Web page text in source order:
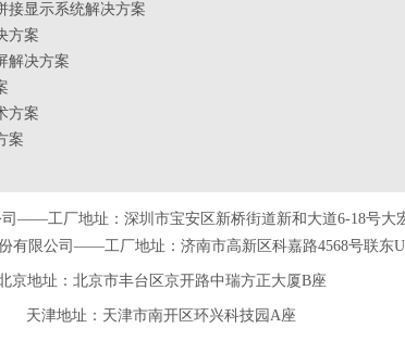
接显示系统解决方案
方案
解决方案
方案
案
——工厂地址：深圳市宝安区新桥街道新和大道6-18号大
有限公司——工厂地址：济南市高新区科嘉路4568号联东
京地址：北京市丰台区京开路中瑞方正大厦B座
天津地址 ：天津市南开区环兴科技园A座